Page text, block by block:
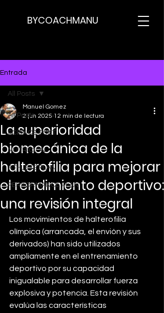
BYCOACHMANU
Entrada
All Posts
SCIENCE POST
NUTRICION
ATHLETE PLAN
PERFORMANCE PLAN
All Posts
La superioridad
biomecánica de la
halterofilia para mejorar
el rendimiento deportivo:
una revisión integral
Manuel Gomez
2 jun 2025 12 min de lectura
Los movimientos de halterofilia
olímpica (arrancada, el envión y sus
derivados) han sido utilizados
ampliamente en el entrenamiento
deportivo por su capacidad
inigualable para desarrollar fuerza
explosiva y potencia. Esta revisión
evalúa las características